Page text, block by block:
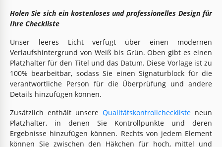
Holen Sie sich ein kostenloses und professionelles Design für
Ihre Checkliste
Unser leeres Licht verfügt über einen modernen
Verlaufshintergrund von Weiß bis Grün. Oben gibt es einen
Platzhalter für den Titel und das Datum. Diese Vorlage ist zu
100% bearbeitbar, sodass Sie einen Signaturblock für die
verantwortliche Person für die Überprüfung und andere
Details hinzufügen können.
Zusätzlich enthält unsere Qualitätskontrollcheckliste neun
Platzhalter, in denen Sie Kontrollpunkte und deren
Ergebnisse hinzufügen können. Rechts von jedem Element
können Sie zwischen den Häkchen für hoch, mittel und